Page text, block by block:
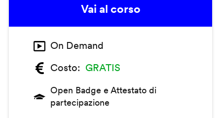
Vai al corso
On Demand
Costo
GRATIS
Open Badge e Attestato di
partecipazione